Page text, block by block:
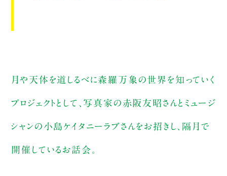
月や天体を道しるべに森羅万象の世界を知っていく
プロジェクトとして、写真家の赤阪友昭さんとミュージ
シャンの小島ケイタニーラブさんをお招きし、隔月で
開催しているお話会。